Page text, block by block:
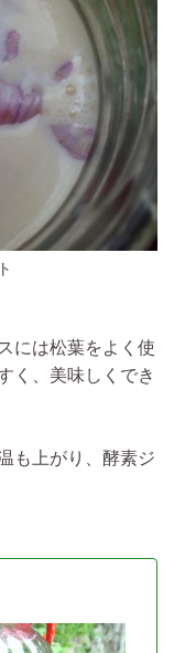
には松葉をよく使
く、美味しくでき
も上がり、酵素ジ